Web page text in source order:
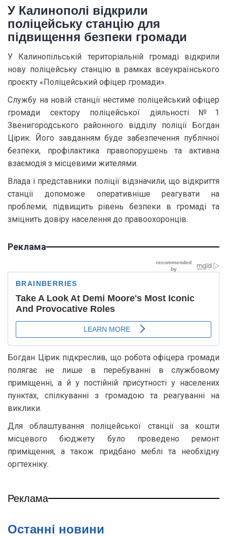
У Калинополі відкрили
поліцейську станцію для
підвищення безпеки громади
У Калинопільській територіальній громаді відкрили
нову поліцейську станцію в рамках всеукраїнського
проєкту «Поліцейський офіцер громади».
Службу на новій станції нестиме поліцейський офіцер
громади сектору поліцейської діяльності №1
Звенигородського районного відділу поліції Богдан
Цірик. Його завданням буде забезпечення публічної
безпеки, профілактика правопорушень та активна
взаємодія з місцевими жителями.
Влада і представники поліції відзначили, що відкриття
станції допоможе оперативніше реагувати на
проблеми, підвищить рівень безпеки в громаді та
зміцнить довіру населення до правоохоронців.
Реклама
Богдан Цірик підкреслив, що робота офіцера громади
полягає не лише в перебуванні в службовому
приміщенні, а й у постійній присутності у населених
пунктах, спілкуванні з громадою та реагуванні на
виклики.
Для облаштування поліцейської станції за кошти
місцевого бюджету було проведено ремонт
приміщення, а також придбано меблі та необхідну
оргтехніку.
Реклама
Останні новини